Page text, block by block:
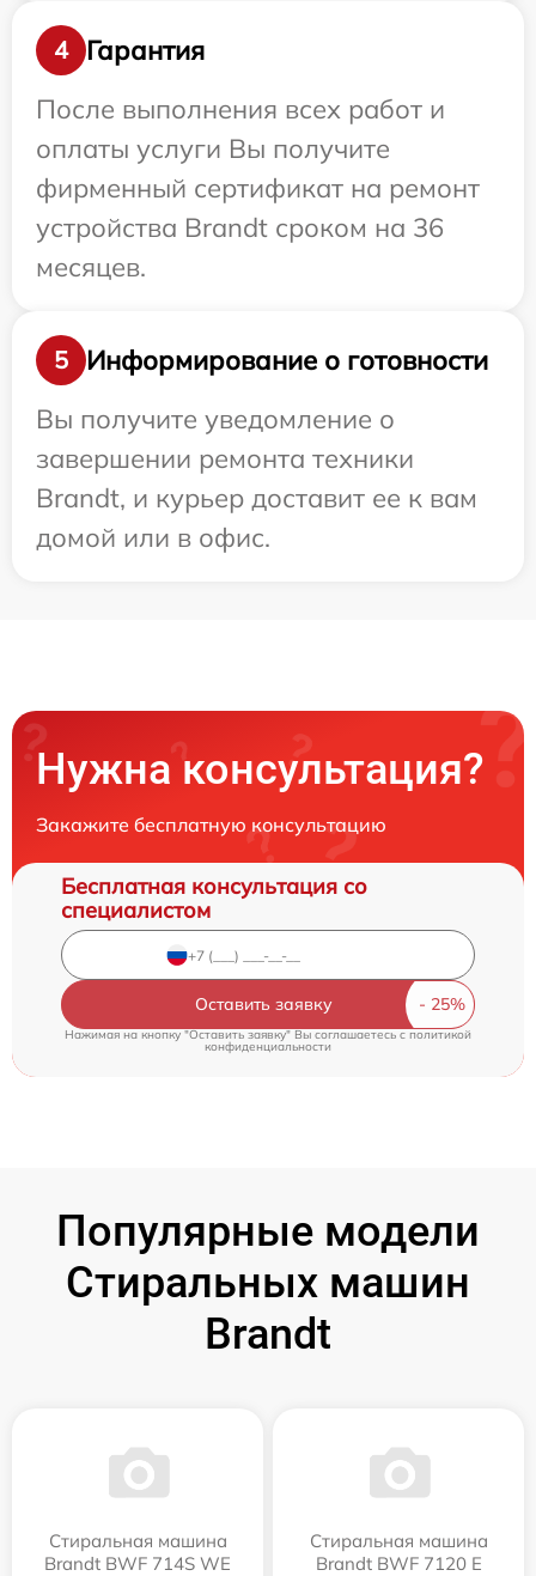
4
Гарантия
После выполнения всех работ и
оплаты услуги Вы получите
фирменный сертификат на ремонт
устройства Brandt сроком на 36
месяцев.
5
Информирование о готовности
Вы получите уведомление о
завершении ремонта техники
Brandt, и курьер доставит ее к вам
домой или в офис.
Нужна консультация?
Закажите бесплатную консультацию
Бесплатная консультация со
специалистом
Оставить заявку
Нажимая на кнопку "Оставить заявку" Вы соглашаетесь cполитикой
конфиденциальности
Популярные модели
Стиральных машин
Brandt
Стиральная машина
Brandt BWF 714S WE
Стиральная машина
Brandt BWF 7120 E